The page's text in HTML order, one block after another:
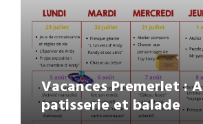
Vacances Premerlet :
patisserie et balade